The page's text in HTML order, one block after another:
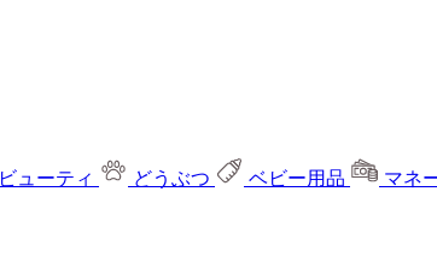
ビューティ どうぶつ ベビー用品
マネ